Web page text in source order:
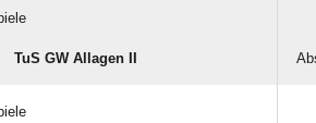
TuS GW Allagen II